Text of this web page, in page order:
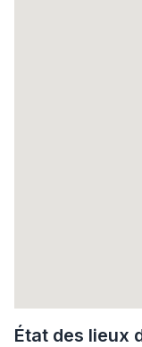
État des lieux